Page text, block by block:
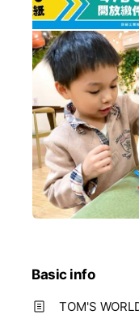
Basic info
TOM'S